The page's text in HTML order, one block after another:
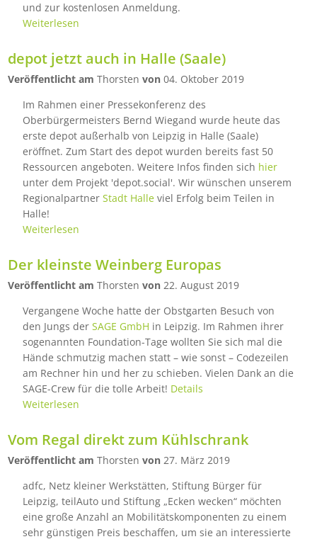
und zur kostenlosen Anmeldung.
Weiterlesen
depot jetzt auch in Halle (Saale)
Veröffentlicht am Thorsten von 04. Oktober 2019
Im Rahmen einer Pressekonferenz des
Oberbürgermeisters Bernd Wiegand wurde heute das
erste depot außerhalb von Leipzig in Halle (Saale)
eröffnet. Zum Start des depot wurden bereits fast 50
Ressourcen angeboten. Weitere Infos finden sich hier
unter dem Projekt 'depot.social'. Wir wünschen unserem
Regionalpartner Stadt Halleviel Erfolg beim Teilen in
Halle!
Weiterlesen
Der kleinste Weinberg Europas
Veröffentlicht am Thorsten von 22. August 2019
Vergangene Woche hatte der Obstgarten Besuch von
den Jungs der SAGE GmbH in Leipzig. Im Rahmen ihrer
sogenannten Foundation-Tage wollten Sie sich mal die
Hände schmutzig machen statt – wie sonst – Codezeilen
am Rechner hin und her zu schieben. Vielen Dank an die
SAGE-Crew für die tolle Arbeit! Details
Weiterlesen
Vom Regal direkt zum Kühlschrank
Veröffentlicht am Thorsten von 27. März 2019
adfc, Netz kleiner Werkstätten, Stiftung Bürger für
Leipzig, teilAuto und Stiftung „Ecken wecken“ möchten
eine große Anzahl an Mobilitätskomponenten zu einem
sehr günstigen Preis beschaffen, um sie an interessierte